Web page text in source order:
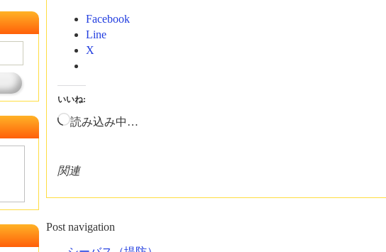
Facebook
Line
X
いいね:
読み込み中…
関連
Post navigation